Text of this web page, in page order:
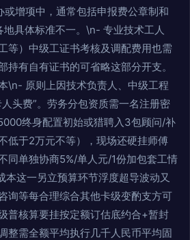
增项中，通常包括申报费公章制和
具体标准不一。\n- 专业技术工人
等）中级工证书考核及调配费用也需
持有自有证书的可省略这部分开支。
\n- 原则上因技术负责人、中级工程
头费”。劳务分包资质需一名注册密
终身配置初始或猎聘入3包顾问/补
低于2万元不等），现场还硬挂师傅
同单独协商5%/单人元/1份加包套工情
这一另立预算环节浮度超导波动又
询等每合理综合其他卡级变酌支方可
普核算要挂按定额订估底约合+暂封
整需全额平均执行几千人民币平均固